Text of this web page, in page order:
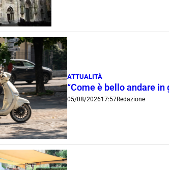
ATTUALITÀ
“Come è bello andare
05/08/202617:57Redazione